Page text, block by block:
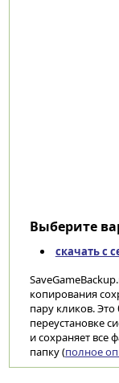
Выберите
скачать с
копирования
пару кликов.
переустановке
и сохраняет все
папку (полное